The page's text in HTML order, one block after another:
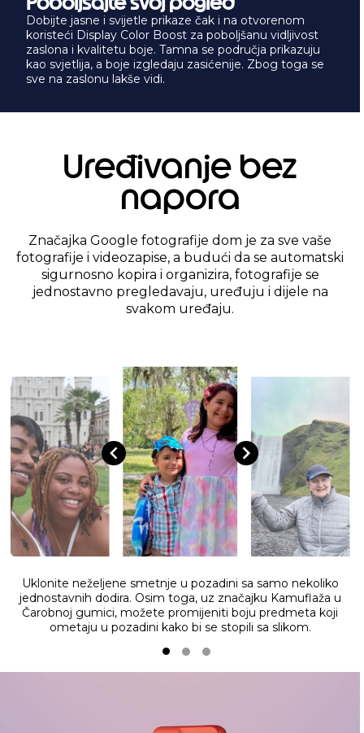
sve na zaslonu lakše vidi.
Uređivanje bez
Značajka Google fotografije dom je za sve vaše
fotografije i videozapise, a budući da se automatski
sigurnosno kopira i organizira, fotografije se
svakom uređaju.
Uklonite neželjene smetnje u pozadini sa samo nekoliko
jednostavnih dodira. Osim toga, uz značajku Kamuflaža u
Čarobnoj gumici, možete promijeniti boju predmeta koji